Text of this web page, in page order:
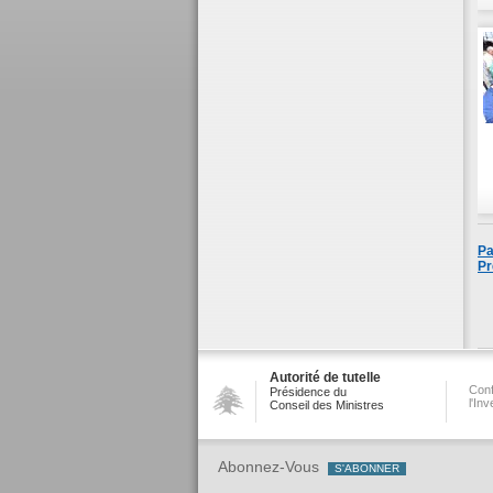
Autorité de tutelle
Présidence du
Conseil des Ministres
Abonnez-Vous